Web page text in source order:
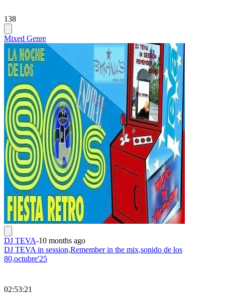
138
Mixed Genre
DJ TEVA-10 months ago
DJ TEVA in session,Remember in the mix,sonido de los
80,octubre'25
02:53:21